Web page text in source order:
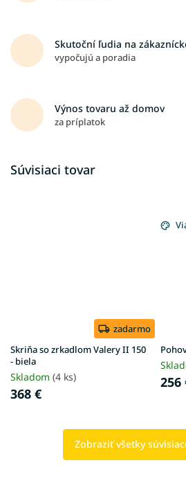
Skutoční ľudia na
vypočujú a poradia
Výnos tovaru až domov
za príplatok
Súvisiaci tovar
zadarmo
Skriňa so zrkadlom Valery II 150
- biela
Skladom (4 ks)
368 €
256
Zobraziť všetky